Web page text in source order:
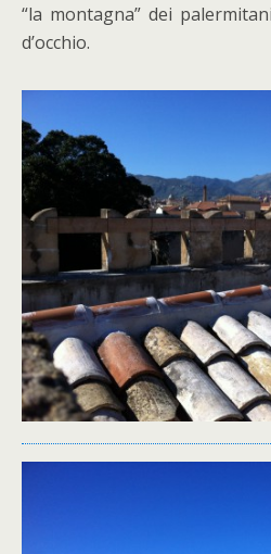
“la montagna” dei
d’occhio.